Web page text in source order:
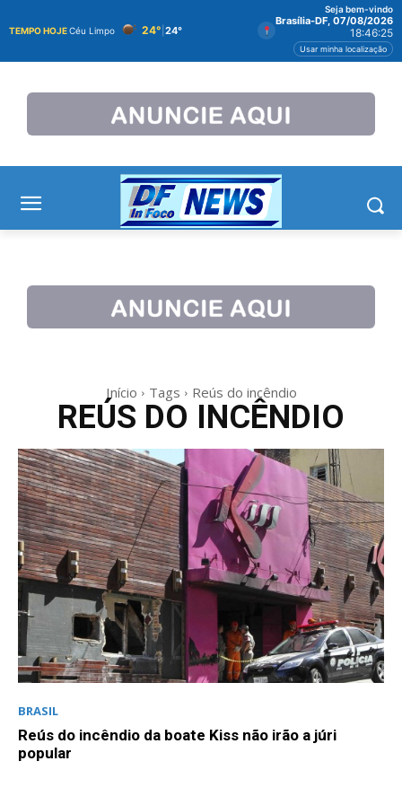
TEMPO HOJECéu Limpo 24° 24°
Seja bem-vindo
Brasília-DF, 07/08/2026
18:46:25
Usar minha localização
Início Tags Reús do incêndio
REÚS DO INCÊNDIO
BRASIL
Reús do incêndio da boate Kiss não irão a júri
popular